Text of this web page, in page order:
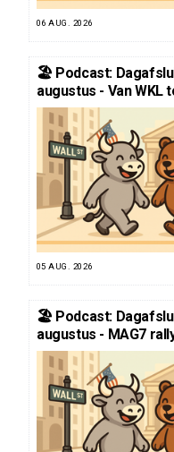
06 AUG. 2026
🏖️ Podcast:
augustus - Van WKL
05 AUG. 2026
🏖️ Podcast:
augustus - MAG7